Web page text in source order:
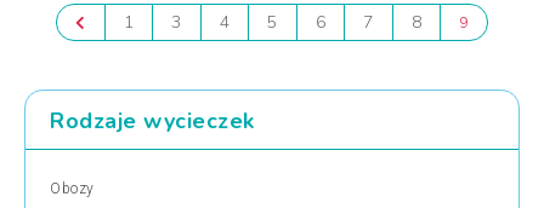
1 3 4 5 6 7 8 9
Rodzaje wycieczek
Obozy